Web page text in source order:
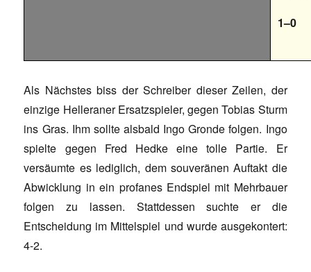
1–0
Als Nächstes biss der Schreiber dieser Zeilen, der
einzige Helleraner Ersatzspieler, gegen Tobias Sturm
ins Gras. Ihm sollte alsbald Ingo Gronde folgen. Ingo
spielte gegen Fred Hedke eine tolle Partie. Er
versäumte es lediglich, dem souveränen Auftakt die
Abwicklung in ein profanes Endspiel mit Mehrbauer
folgen zu lassen. Stattdessen suchte er die
Entscheidung im Mittelspiel und wurde ausgekontert:
4-2.